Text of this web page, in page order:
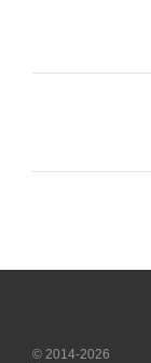
© 2014-2026